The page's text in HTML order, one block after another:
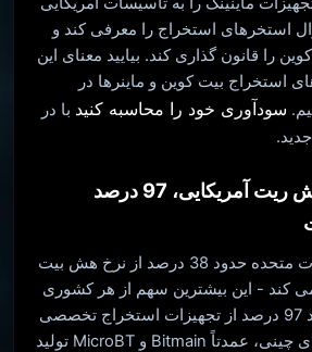
استخرهای استخراج را معرفی کند و
را قانون گذاری کند. بیایید معنای این
استخراج بیت کوین و ماینرها در
سودآوری خود را محاسبه کنید با در
زمینه: 38 درصد هش ریت آمریکایی، 97 درصد
طبق قانونگذاران، ایالات متحده حدود 38 درصد از نرخ هش بیت
کند - این بیشترین سهم از هر کشوری
است. با این حال، حدود 97 درصد از تجهیزات استخراج تخصصی
ASIC توسط شرکت‌های چینی، عمدتاً Bitmain و MicroBT تولید